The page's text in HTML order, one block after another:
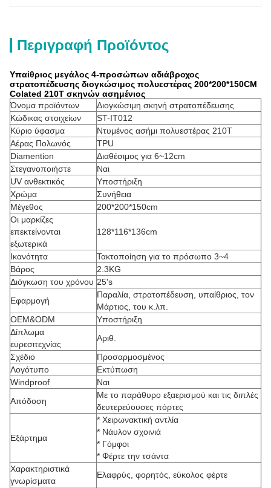
Περιγραφή Προϊόντος
Υπαίθριος μεγάλος 4-προσώπων αδιάβροχος
στρατοπέδευσης διογκώσιμος πολυεστέρας 200*200*150CM
Colated 210T σκηνών ασημένιος
Όνομα προϊόντων
Διογκώσιμη σκηνή στρατοπέδευσης
Κώδικας στοιχείων
ST-IT012
Κύριο ύφασμα
Ντυμένος ασήμι πολυεστέρας 210T
Αέρας Πολωνός
TPU
Diamention
Διαθέσιμος για 6~12cm
Στεγανοποιήστε
Ναι
UV ανθεκτικός
Υποστήριξη
Χρώμα
Συνήθεια
Μέγεθος
200*200*150cm
Οι μαρκίζες
επεκτείνονται
εξωτερικά
128*116*136cm
Ικανότητα
Τακτοποίηση για το πρόσωπο 3~4
Βάρος
2.3KG
Διόγκωση του χρόνου 25's
Εφαρμογή
Παραλία, στρατοπέδευση, υπαίθριος, τον
Μάρτιος, του κ.λπ.
OEM&ODM
Υποστήριξη
Δίπλωμα
ευρεσιτεχνίας
Αριθ.
Σχέδιο
Προσαρμοσμένος
Λογότυπο
Εκτύπωση
Windproof
Ναι
Απόδοση
Με το παράθυρο εξαερισμού και τις διπλές
δευτερεύουσες πόρτες
Εξάρτημα
* Χειρωνακτική αντλία
* Νάυλον σχοινιά
* Γόμφοι
* Φέρτε την τσάντα
Χαρακτηριστικά
γνωρίσματα
Ελαφρύς, φορητός, εύκολος φέρτε